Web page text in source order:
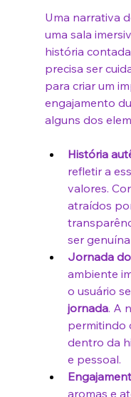
Uma narrativa
uma sala
história
precisa ser
para criar um
engajamento
alguns dos
História
refletir a
valores.
atraídos
ser
Jornada
ambiente
o usuário
jornada. A
permitindo
dentro da
e pessoal.
aromas e